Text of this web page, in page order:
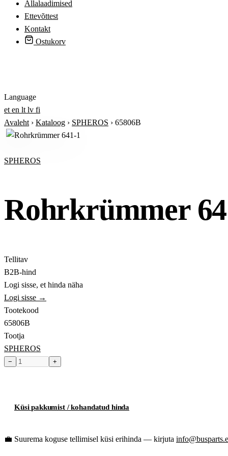
Allalaadimised
Ettevõttest
Kontakt
Ostukorv
Language
et en lt lv fi
Avaleht › Kataloog › SPHEROS › 65806B
SPHEROS
Rohrkrümmer
Tellitav
B2B-hind
Logi sisse, et hinda näha
Logi sisse →
Tootekood
65806B
Tootja
SPHEROS
− +
Küsi pakkumist / kohandatud hinda
💼 Suurema koguse tellimisel küsi erihinda — kirjuta